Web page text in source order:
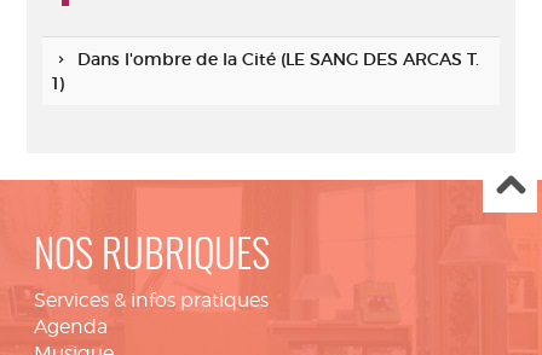
Dans l'ombre de la Cité (LE SANG DES ARCAS T.
1)
NOS RUBRIQUES
Services & infos pratiques
Agenda